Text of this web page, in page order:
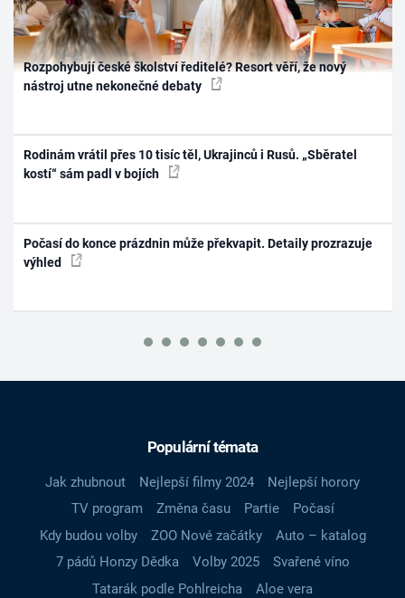
Rozpohybují české školství ředitelé? Resort věří, že nový
nástroj utne nekonečné debaty
Rodinám vrátil přes 10 tisíc těl, Ukrajinců i Rusů. „Sběratel
kostí“ sám padl v bojích
Počasí do konce prázdnin může překvapit. Detaily prozrazuje
výhled
Populární témata
Jak zhubnout Nejlepší filmy 2024
Nejlepší horory
TV program
Změna času Partie
Počasí
Kdy budou volby
ZOO Nové začátky
Auto – katalog
7 pádů Honzy Dědka
Volby 2025
Svařené víno
Tatarák podle Pohlreicha
Aloe vera